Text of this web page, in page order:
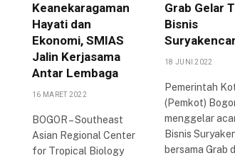
Keanekaragaman
Hayati dan
Ekonomi, SMIAS
Jalin Kerjasama
Antar Lembaga
16 MARET 2022
BOGOR – Southeast
Asian Regional Center
for Tropical Biology
Grab Gelar
Bisnis
18 JUNI 2022
Pemerintah
(Pemkot)
menggelar
Bisnis
bersama Grab